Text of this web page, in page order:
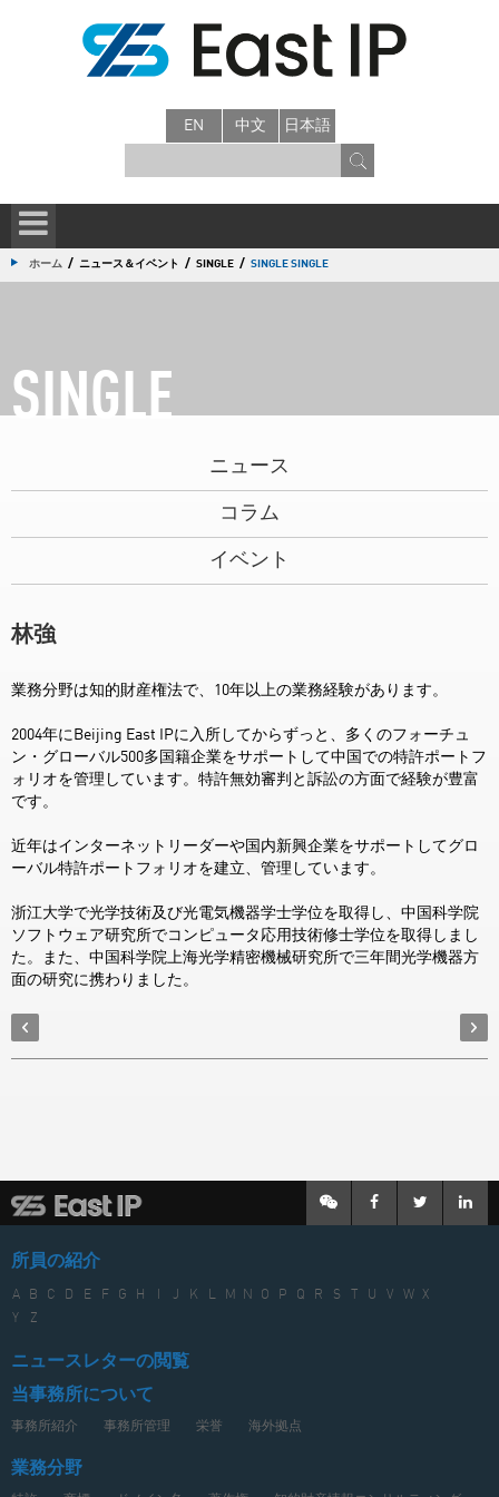
EN 中文 日本語
ホーム / ニュース＆イベント / SINGLE / SINGLE SINGLE
SINGLE
ニュース
コラム
イベント
林強
業務分野は知的財産権法で、10年以上の業務経験があります。
2004年にBeijing East IPに入所してからずっと、多くのフォーチュ
ン・グローバル500多国籍企業をサポートして中国での特許ポートフ
ォリオを管理しています。特許無効審判と訴訟の方面で経験が豊富
です。
近年はインターネットリーダーや国内新興企業をサポートしてグロ
ーバル特許ポートフォリオを建立、管理しています。
浙江大学で光学技術及び光電気機器学士学位を取得し、中国科学院
ソフトウェア研究所でコンピュータ応用技術修士学位を取得しまし
た。また、中国科学院上海光学精密機械研究所で三年間光学機器方
面の研究に携わりました。
所員の紹介
A B C D E F G H J K L M N O P Q R S U V W
X
Y
Z
ニュースレターの閲覧
当事務所について
事務所紹介 事務所管理 栄誉 海外拠点
業務分野